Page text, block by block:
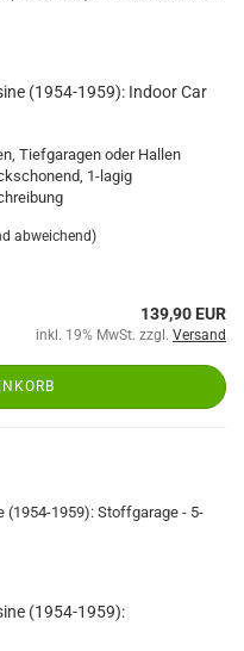
(1954-1959): Indoor Car
Tiefgaragen oder Hallen
1-lagig
abweichend)
139,90 EUR
inkl. 19% MwSt. zzgl. Versand
(1954-1959):